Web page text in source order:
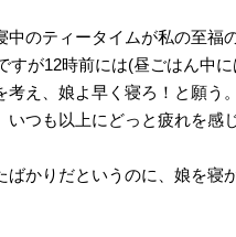
のティータイムが私の至福
すが12時前には(昼ごはん中
え、娘よ早く寝ろ！と願う。
つも以上にどっと疲れを感
かりだというのに、娘を寝